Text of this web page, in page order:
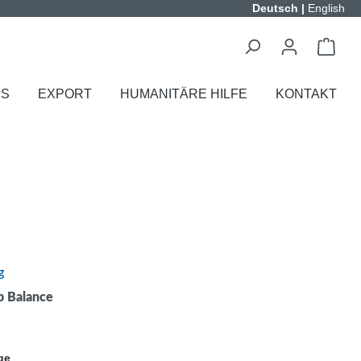
Deutsch | English
EXPORT HUMANITÄRE HILFE KONTAKT
Balance